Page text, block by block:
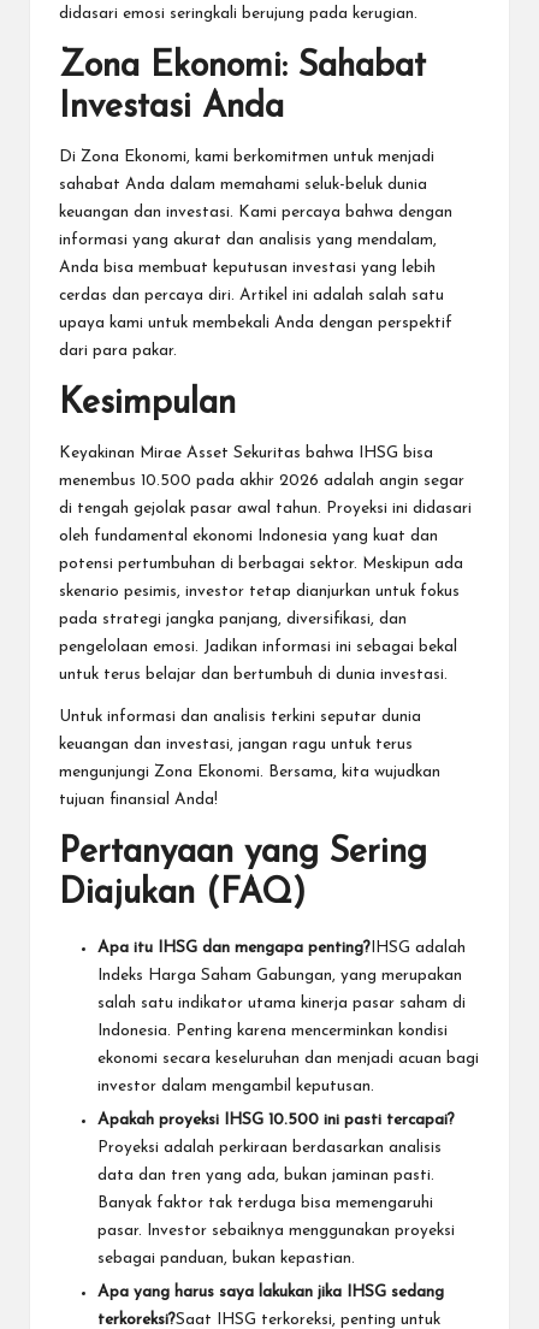
didasari emosi seringkali berujung pada kerugian.
Zona Ekonomi: Sahabat
Investasi Anda
Di Zona Ekonomi, kami berkomitmen untuk menjadi
sahabat Anda dalam memahami seluk-beluk dunia
keuangan dan investasi. Kami percaya bahwa dengan
informasi yang akurat dan analisis yang mendalam,
Anda bisa membuat keputusan investasi yang lebih
cerdas dan percaya diri. Artikel ini adalah salah satu
upaya kami untuk membekali Anda dengan perspektif
dari para pakar.
Kesimpulan
Keyakinan Mirae Asset Sekuritas bahwa IHSG bisa
menembus 10.500 pada akhir 2026 adalah angin segar
di tengah gejolak pasar awal tahun. Proyeksi ini didasari
oleh fundamental ekonomi Indonesia yang kuat dan
potensi pertumbuhan di berbagai sektor. Meskipun ada
skenario pesimis, investor tetap dianjurkan untuk fokus
pada strategi jangka panjang, diversifikasi, dan
pengelolaan emosi. Jadikan informasi ini sebagai bekal
untuk terus belajar dan bertumbuh di dunia investasi.
Untuk informasi dan analisis terkini seputar dunia
keuangan dan investasi, jangan ragu untuk terus
mengunjungi Zona Ekonomi. Bersama, kita wujudkan
tujuan finansial Anda!
Pertanyaan yang Sering
Diajukan (FAQ)
Apa itu IHSG dan mengapa penting? IHSG adalah
Indeks Harga Saham Gabungan, yang merupakan
salah satu indikator utama kinerja pasar saham di
Indonesia. Penting karena mencerminkan kondisi
ekonomi secara keseluruhan dan menjadi acuan bagi
investor dalam mengambil keputusan.
Apakah proyeksi IHSG 10.500 ini pasti tercapai?
Proyeksi adalah perkiraan berdasarkan analisis
data dan tren yang ada, bukan jaminan pasti.
Banyak faktor tak terduga bisa memengaruhi
pasar. Investor sebaiknya menggunakan proyeksi
sebagai panduan, bukan kepastian.
Apa yang harus saya lakukan jika IHSG sedang
terkoreksi?Saat IHSG terkoreksi, penting untuk